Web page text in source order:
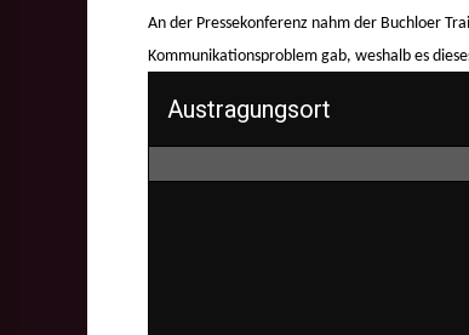
An der Pressekonferenz nahm der Buchloer
Kommunikationsproblem gab, weshalb es
Austragungsort